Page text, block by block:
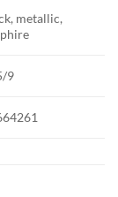
metallic,
9